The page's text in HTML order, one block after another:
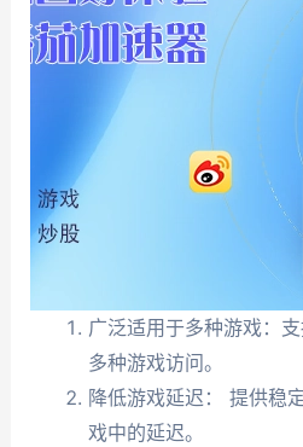
广泛适用于多种游戏：
多种游戏访问。
降低游戏延迟： 提供稳
戏中的延迟。